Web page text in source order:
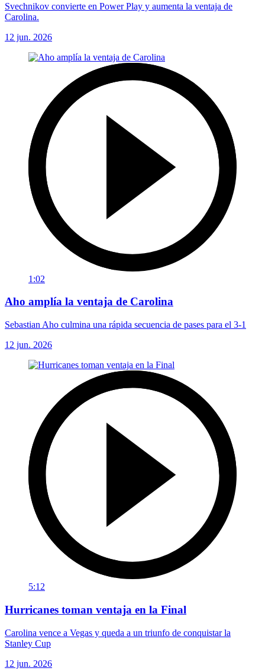
Svechnikov convierte en Power Play y aumenta la ventaja de
Carolina.
12 jun. 2026
1:02
Aho amplía la ventaja de Carolina
Sebastian Aho culmina una rápida secuencia de pases para el 3-1
12 jun. 2026
5:12
Hurricanes toman ventaja en la Final
Carolina vence a Vegas y queda a un triunfo de conquistar la
Stanley Cup
12 jun. 2026